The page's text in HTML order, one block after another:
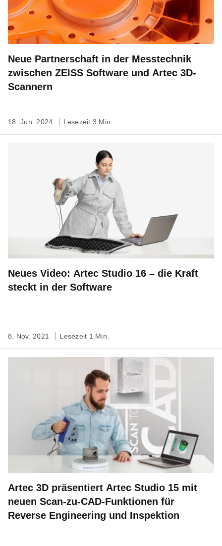
Neue Partnerschaft in der Messtechnik
zwischen ZEISS Software und Artec 3D-
Scannern
18. Jun. 2024 Lesezeit 3 Min.
Neues Video: Artec Studio 16 – die Kraft
steckt in der Software
8. Nov. 2021 Lesezeit 1 Min.
Artec 3D präsentiert Artec Studio 15 mit
neuen Scan-zu-CAD-Funktionen für
Reverse Engineering und Inspektion